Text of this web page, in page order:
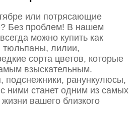
или потрясающие
Без проблем! В нашем
можно купить как
тюльпаны, лилии,
сорта цветов, которые
взыскательным.
подснежники, ранункулюсы,
ними станет одним из самых
вашего близкого